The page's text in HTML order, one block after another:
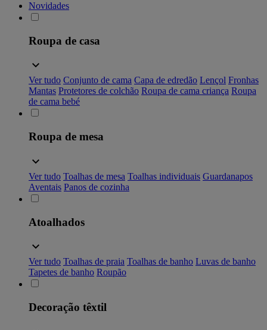
Novidades
Roupa de casa
Ver tudo Conjunto de cama Capa de edredão Lençol Fronhas
Mantas Protetores de colchão Roupa de cama criança Roupa
de cama bebé
Roupa de mesa
Ver tudo Toalhas de mesa Toalhas individuais Guardanapos
Aventais Panos de cozinha
Atoalhados
Ver tudo Toalhas de praia Toalhas de banho Luvas de banho
Tapetes de banho Roupão
Decoração têxtil